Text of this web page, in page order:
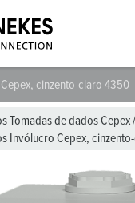
Cepex, cinzento-claro 4350
Tomadas de dados Cepex/
Invólucro Cepex,